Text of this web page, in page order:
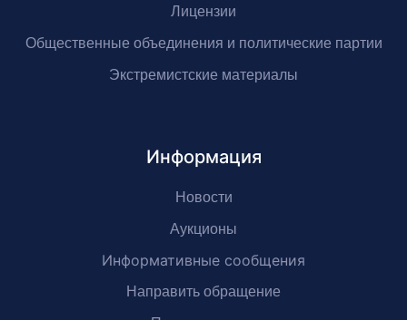
Лицензии
Общественные объединения и политические партии
Экстремистские материалы
Информация
Новости
Аукционы
Информативные сообщения
Направить обращение